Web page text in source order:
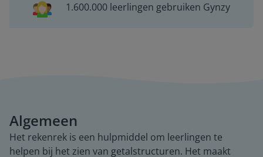
1.600.000 leerlingen gebruiken Gynzy
Algemeen
Het rekenrek is een hulpmiddel om leerlingen te
helpen bij het zien van getalstructuren. Het maakt